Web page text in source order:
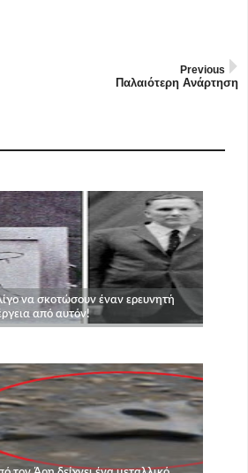
Previous
Παλαιότερη Ανάρτηση